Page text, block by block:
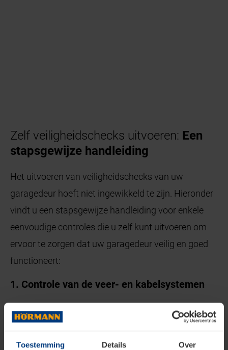
Toestemming Details Over
Zelf veiligheidschecks uitvoeren: Een
stapsgewijze handleiding
Het uitvoeren van veiligheidschecks van uw
garagedeur hoeft niet ingewikkeld te zijn. Hieronder
vindt u een stapsgewijze handleiding voor enkele
eenvoudige controles die u zelf kunt uitvoeren om
ervoor te zorgen dat uw garagedeur veilig en goed
functioneert:
1. Controle van de veer- en kabelsystemen
De veren en kabels van de garagedeur zorgen voor
een soepel openen en sluiten van de deur.
Controleer deze regelmatig op tekenen van slijtage,